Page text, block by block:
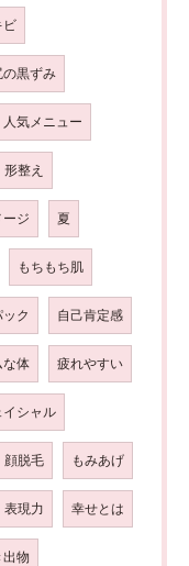
ビ
の黒ずみ
人気メニュー
形整え
ージ 夏
もちもち肌
ク 自己肯定感
な体 疲れやすい
イシャル
顔脱毛 もみあげ
表現力 幸せとは
物